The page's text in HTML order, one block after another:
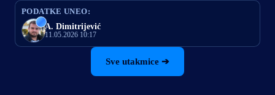
PODATKE UNEO:
A. Dimitrijević
11.05.2026 10:17
Sve utakmice ➔